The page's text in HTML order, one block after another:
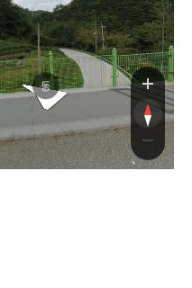
로
로
동